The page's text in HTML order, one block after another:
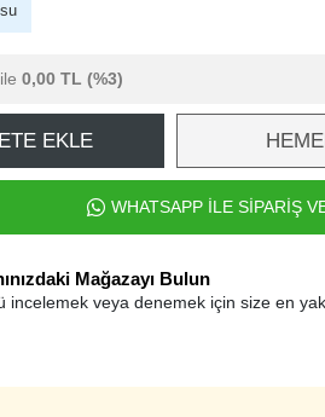
0,00 TL (%3)
EKLE
WHATSAPP İLE SİPARİŞ
Mağazayı Bulun
incelemek veya denemek için size en